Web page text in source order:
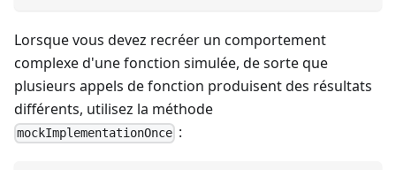
Lorsque vous devez recréer un comportement
complexe d'une fonction simulée, de sorte que
plusieurs appels de fonction produisent des résultats
différents, utilisez la méthode
mockImplementationOnce :